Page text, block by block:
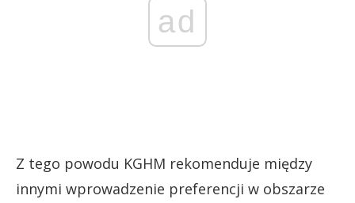
ad
Z tego powodu KGHM rekomenduje między
innymi wprowadzenie preferencji w obszarze